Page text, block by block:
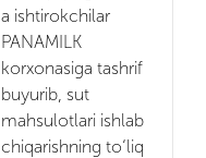
a ishtirokchilar
PANAMILK
korxonasiga tashrif
buyurib, sut
mahsulotlari ishlab
chiqarishning to‘liq